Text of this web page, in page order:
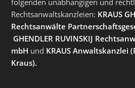
folgenden unabhängigen und
Rechtsanwaltskanzleien: KRAUS
Rechtsanwälte
GHENDLER RUVINSKIJ
mbH und KRAUS Anwaltskanzlei
Kraus).